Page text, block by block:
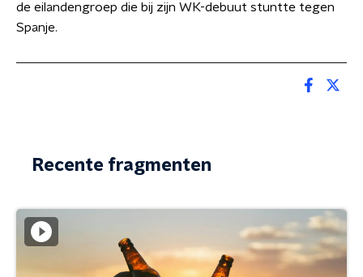
de eilandengroep die bij zijn WK-debuut stuntte tegen
Spanje.
Recente fragmenten